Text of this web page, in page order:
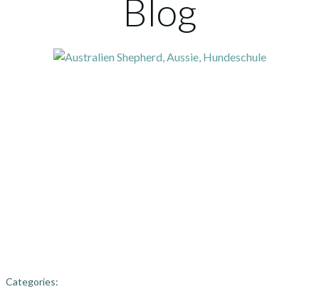
Blog
Categories: